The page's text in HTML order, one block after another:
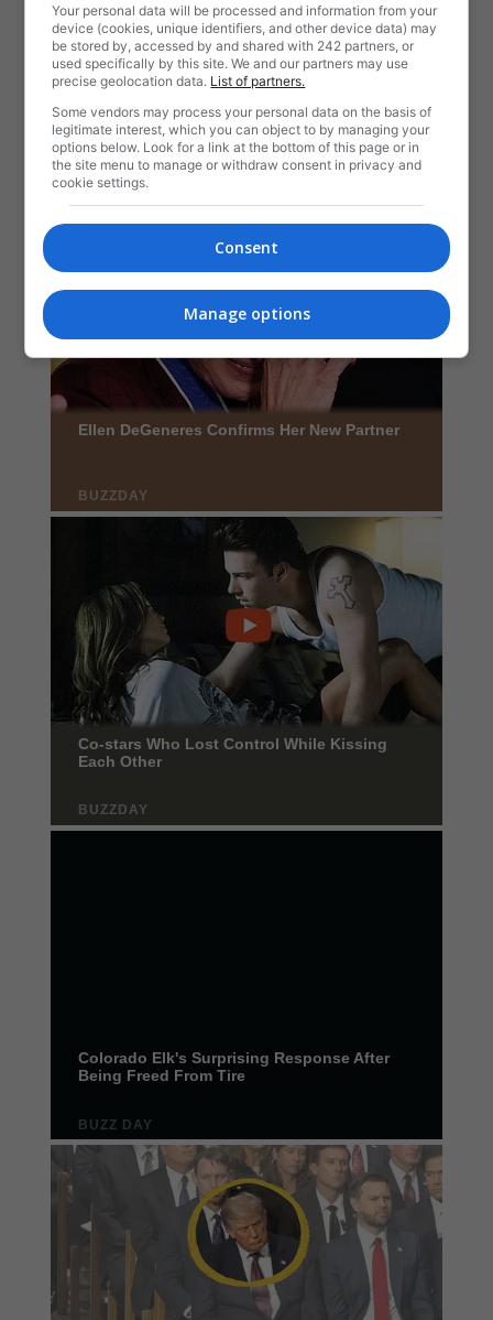
Your personal data will be processed and information from your
device (cookies, unique identifiers, and other device data) may
be stored by, accessed by and shared with 242 partners, or
used specifically by this site. We and our partners may use
precise geolocation data. List of partners.
Some vendors may process your personal data on the basis of
legitimate interest, which you can object to by managing your
options below. Look for a link at the bottom of this page or in
the site menu to manage or withdraw consent in privacy and
cookie settings.
Consent
Manage options